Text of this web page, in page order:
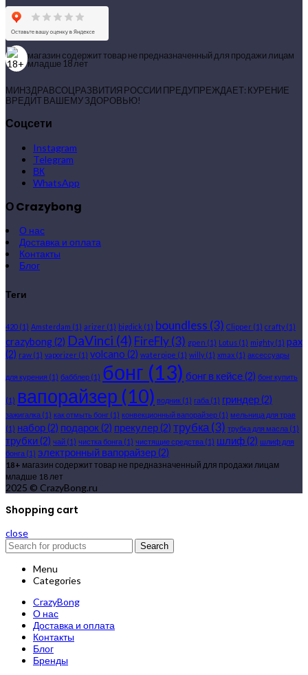
магазин содержит товар не предназначенный для продажи лицам
младше 18 лет
МИНЗДРАВСОЦРАЗВИТИЯ РОССИИ ПРЕДУПРЕЖДАЕТ: КУРЕНИЕ
ВРЕДИТ ВАШЕМУ ЗДОРОВЬЮ!
Соцсети
Instagram
Telegram
ВК
WhatsApp
О Crazybong
О нас
Доставка и оплата
Контакты
Блог
Теги
420 (1) Amsterdam (1) arizer (1) bigdick (1) boundless (3) Clipper (1) crafty(1)
crazybong(2) DaVinci (4) FireFly(3) gpen (1) Lotus (1) mighty(1) pax
(2) raw (1) vaporizer (1) volcano (2) waterpipe (1) willy(1) xmax (1) аксессуары
для курения (1) бабблер (1) бонг (13) бонг в кейсе(2) бонг купить
(1) вапорайзер (10) водник (1) габа (1) гриндер(2)
зажигалка (1) как отмыть бонг (1) конвекционный вапорайзер (1) мельница для трав
(1) набор(2) подарок(2) прекулер(2) трубка(3) трубка для масла (1)
трубки(2) чай (1) чистка бонга (1) чистящие средства (1) шлиф(2) шлиф для
бонга (1) электронный вапорайзер(2)
18+ магазин содержит товар не предназначенный для продажи лицам
младше 18 лет
2025 © CrazyBong.ru
Shopping cart
close
Search
Menu
Categories
CrazyBong
О нас
Доставка и оплата
Контакты
Блог
Бренды